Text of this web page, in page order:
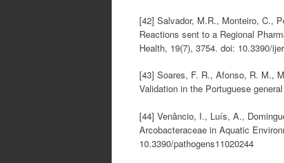
[42] Salvador, M.R., Monteiro, C.,
Reactions sent to a Regional
Health, 19(7), 3754. doi: 10.3390/
[43] Soares, F. R., Afonso, R. M.,
Validation in the Portuguese
[44] Venâncio, I., Luís, A.,
Arcobacteraceae in Aquatic
10.3390/pathogens11020244